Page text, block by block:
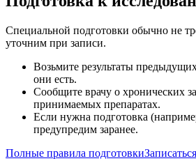
Специальной подготовки обычно не
уточним при записи.
Возьмите результаты
они есть.
Сообщите врачу о хронических
принимаемых препаратах.
Если нужна подготовка
предупредим заранее.
Полные правила подготовкиЗаписаться